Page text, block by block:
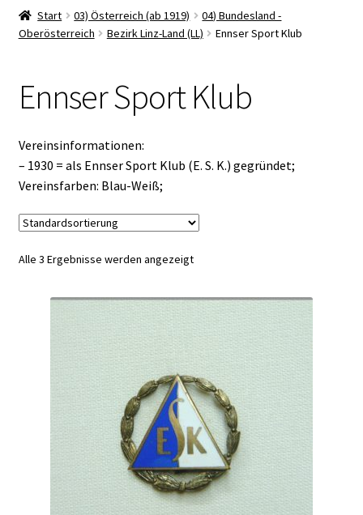
Start 03) Österreich (ab 1919)
04) Bundesland -
Oberösterreich
Bezirk Linz-Land (LL) Ennser Sport Klub
Ennser Sport Klub
Vereinsinformationen:
– 1930 = als Ennser Sport Klub (E. S. K.) gegründet;
Vereinsfarben: Blau-Weiß;
Alle 3 Ergebnisse werden angezeigt